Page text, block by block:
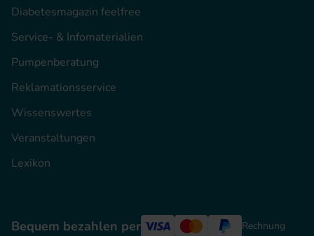
Diabetesmagazin feelfree
Service- & Infomaterialien
Pumpenberatung
Reklamationsservice
Wissenswertes
Veranstaltungen
Lexikon
Bequem bezahlen per Rechnung